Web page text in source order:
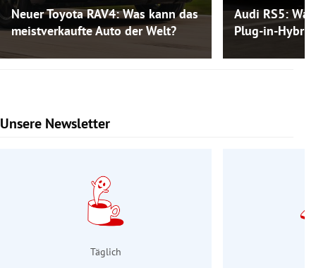
Neuer Toyota RAV4: Was kann das
meistverkaufte Auto der Welt?
Audi RS5:
Plug-in-
Unsere Newsletter
Slide 1 von 9
Täglich